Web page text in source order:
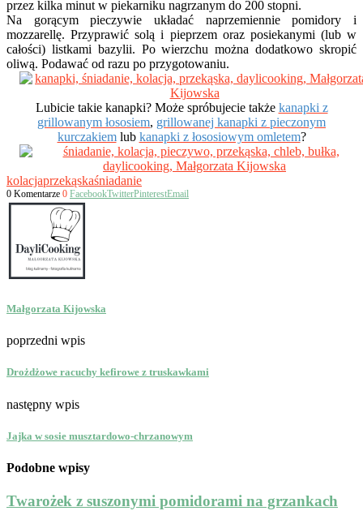
przez kilka minut w piekarniku nagrzanym do 200 stopni.
Na gorącym pieczywie układać naprzemiennie pomidory i
mozzarellę. Przyprawić solą i pieprzem oraz posiekanymi (lub w
całości) listkami bazylii. Po wierzchu można dodatkowo skropić
oliwą. Podawać od razu po przygotowaniu.
Lubicie takie kanapki? Może spróbujecie także kanapki z
grillowanym łososiem, grillowanej kanapki z pieczonym
kurczakiemlub kanapki z łososiowym omletem?
kolacjaprzekąskaśniadanie
0 Komentarze 0 FacebookTwitterPinterestEmail
Małgorzata Kijowska
poprzedni wpis
Drożdżowe racuchy kefirowe z truskawkami
następny wpis
Jajka w sosie musztardowo-chrzanowym
Podobne wpisy
Twarożek z suszonymi pomidorami na grzankach